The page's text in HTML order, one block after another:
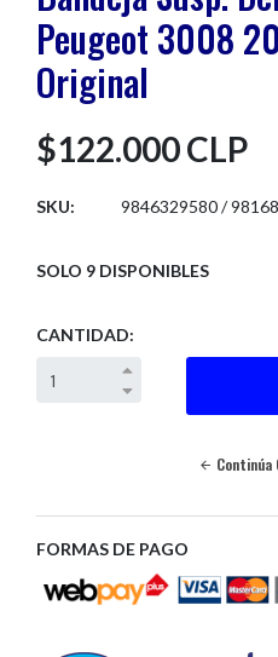
Peugeot 3008
Original
$122.000 CLP
SKU: 9846329580 /
SOLO 9 DISPONIBLES
CANTIDAD:
Continúa
FORMAS DE PAGO